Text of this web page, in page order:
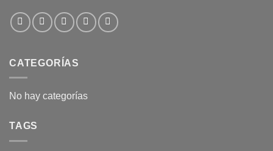
CATEGORÍAS
No hay categorías
TAGS